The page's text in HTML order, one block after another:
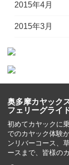
2015年4月
2015年3月
奥多摩カヤック
フェリーグライ
初めてカヤックに
でのカヤック体験
ンリバーコース、
ースまで、皆様の